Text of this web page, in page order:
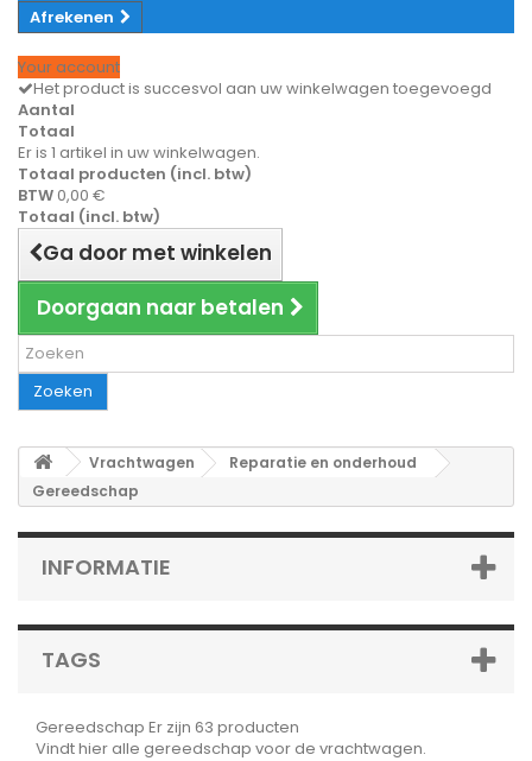
Afrekenen
Your account
Het product is succesvol aan uw winkelwagen toegevoegd
Aantal
Totaal
Er is 1 artikel in uw winkelwagen.
Totaal producten (incl. btw)
BTW 0,00 €
Totaal (incl. btw)
Ga door met winkelen
Doorgaan naar betalen
Zoeken
Vrachtwagen
Reparatie en onderhoud
Gereedschap
INFORMATIE
TAGS
Gereedschap Er zijn 63 producten
Vindt hier alle gereedschap voor de vrachtwagen.